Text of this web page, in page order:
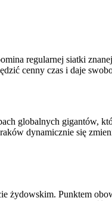
regularnej siatki
cenny czas i daje
globalnych gigantów,
dynamicznie się
żydowskim. Punktem